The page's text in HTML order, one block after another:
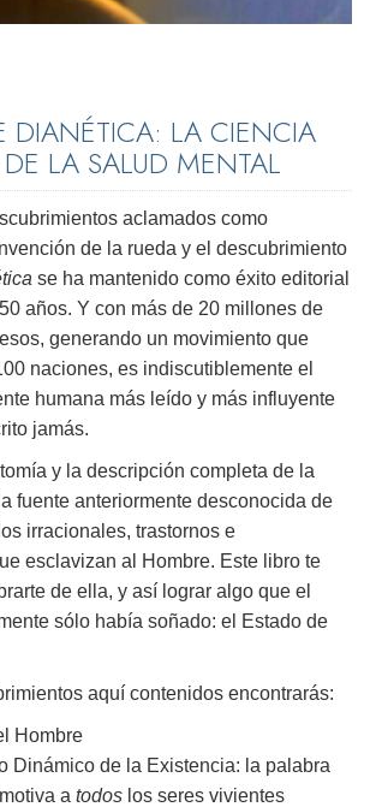
DIANÉTICA: LA CIENCIA
LA SALUD MENTAL
aclamados como
de la rueda y el descubrimiento
se ha mantenido como éxito editorial
años. Y con más de 20 millones de
generando un movimiento que
naciones, es indiscutiblemente el
humana más leído y más influyente
jamás.
y la descripción completa de la
fuente anteriormente desconocida de
irracionales, trastornos e
esclavizan al Hombre. Este libro te
de ella, y así lograr algo que el
sólo había soñado: el Estado de
aquí contenidos encontrarás:
Hombre
Dinámico de la Existencia: la palabra
a todos los seres vivientes